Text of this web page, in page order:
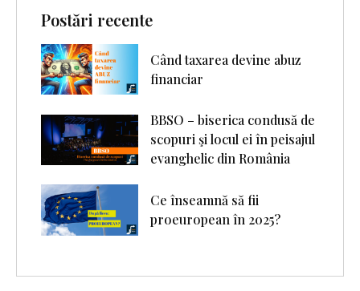
Postări recente
Când taxarea devine abuz
financiar
BBSO – biserica condusă de
scopuri şi locul ei în peisajul
evanghelic din România
Ce înseamnă să fii
proeuropean în 2025?